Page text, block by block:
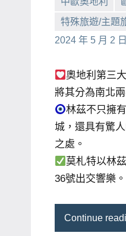
賓、
號
節
目
班
底、
外
景
主
特殊旅遊/主題
2024 年 5 月 2 日
小
芳
No
comments
奧地利第三
將其分為南北
林茲不只擁
城，還具有驚
之處。
莫札特以林
36號出交響樂。
Continue